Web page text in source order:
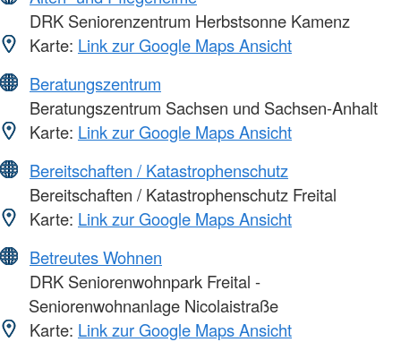
DRK Seniorenzentrum Herbstsonne Kamenz
Karte: Link zur Google Maps Ansicht
Beratungszentrum
Beratungszentrum Sachsen und Sachsen-Anhalt
Karte: Link zur Google Maps Ansicht
Bereitschaften / Katastrophenschutz
Bereitschaften / Katastrophenschutz Freital
Karte: Link zur Google Maps Ansicht
Betreutes Wohnen
DRK Seniorenwohnpark Freital -
Seniorenwohnanlage Nicolaistraße
Karte: Link zur Google Maps Ansicht